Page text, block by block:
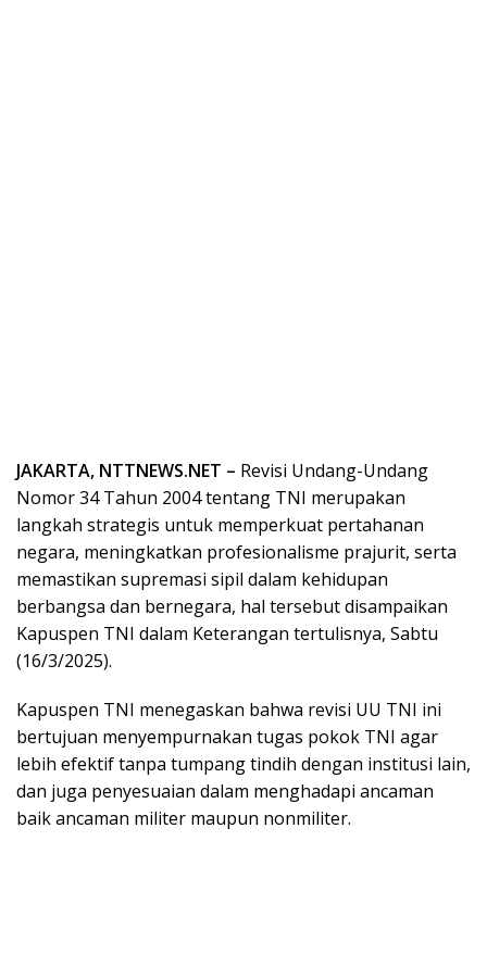
JAKARTA, NTTNEWS.NET – Revisi Undang-Undang
Nomor 34 Tahun 2004 tentang TNI merupakan
langkah strategis untuk memperkuat pertahanan
negara, meningkatkan profesionalisme prajurit, serta
memastikan supremasi sipil dalam kehidupan
berbangsa dan bernegara, hal tersebut disampaikan
Kapuspen TNI dalam Keterangan tertulisnya, Sabtu
(16/3/2025).
Kapuspen TNI menegaskan bahwa revisi UU TNI ini
bertujuan menyempurnakan tugas pokok TNI agar
lebih efektif tanpa tumpang tindih dengan institusi lain,
dan juga penyesuaian dalam menghadapi ancaman
baik ancaman militer maupun nonmiliter.